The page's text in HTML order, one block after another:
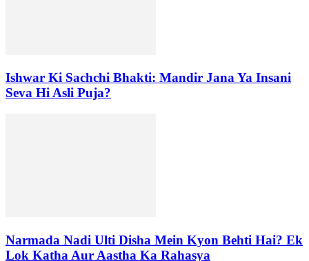
Ishwar Ki Sachchi Bhakti: Mandir Jana Ya Insani
Seva Hi Asli Puja?
Narmada Nadi Ulti Disha Mein Kyon Behti Hai? Ek
Lok Katha Aur Aastha Ka Rahasya